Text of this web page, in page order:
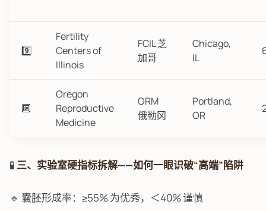
9️⃣
Fertility
Centers of
Illinois
FCIL 芝
加哥
Chicago,
IL
🔟
Oregon
Reproductive
Medicine
ORM
俄勒冈
Portland,
OR
🧪 三、实验室硬指标拆解——如何一眼识破“高端”陷阱
🔹 囊胚形成率：≥55% 为优秀，＜40% 谨慎